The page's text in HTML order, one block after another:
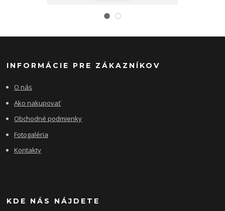
INFORMÁCIE PRE ZÁKAZNÍKOV
O nás
Ako nakupovať
Obchodné podmienky
Fotogaléria
Kontakty
KDE NÁS NÁJDETE